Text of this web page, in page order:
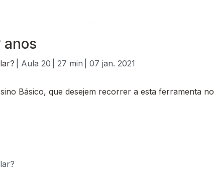
anos
| Aula 20 | 27 min | 07 jan. 2021
Básico, que desejem recorrer a esta ferramenta no